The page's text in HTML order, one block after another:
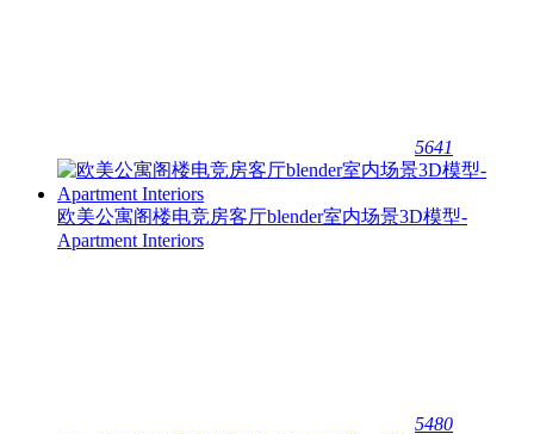
5641
欧美公寓阁楼电竞房客厅blender室内场景3D模型-
Apartment Interiors
5480